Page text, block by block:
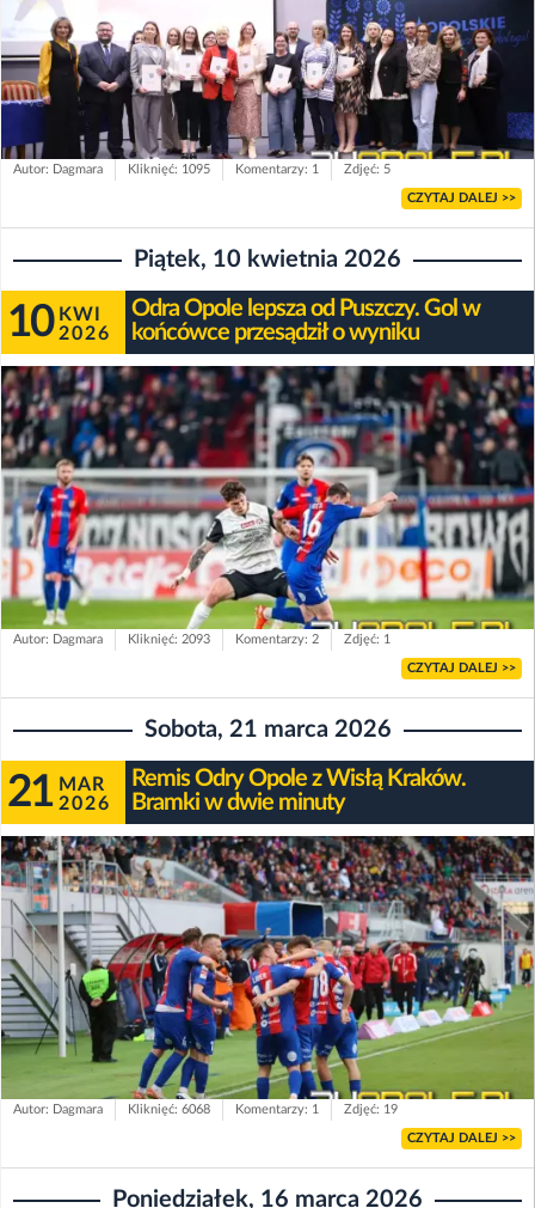
Autor: Dagmara Kliknięć: 1095 Komentarzy: 1 Zdjęć: 5
CZYTAJ DALEJ >>
Piątek, 10 kwietnia 2026
10 KWI
2026
Odra Opole lepsza od Puszczy. Gol w
końcówce przesądził o wyniku
Autor: Dagmara Kliknięć: 2093 Komentarzy: 2 Zdjęć: 1
CZYTAJ DALEJ >>
Sobota, 21 marca 2026
21 MAR
2026
Remis Odry Opole z Wisłą Kraków.
Bramki w dwie minuty
Autor: Dagmara Kliknięć: 6068 Komentarzy: 1 Zdjęć: 19
CZYTAJ DALEJ >>
Poniedziałek, 16 marca 2026